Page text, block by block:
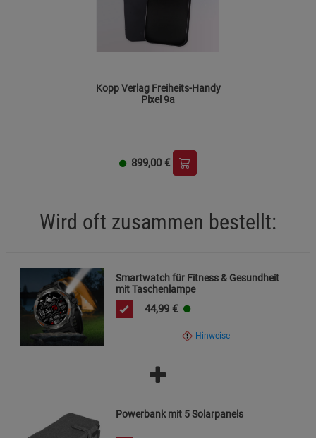
Kopp Verlag Freiheits-Handy
Pixel 9a
899,00 €
Wird oft zusammen bestellt:
Smartwatch für Fitness & Gesundheit
mit Taschenlampe
44,99 €
Hinweise
Powerbank mit 5 Solarpanels
Beschreibung Statistik Cookies
Cookie-Informationen anzeigen
Beschreibung Marketing Cookies
Datenschutzerklärung